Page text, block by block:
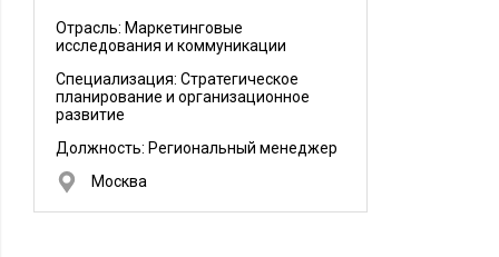
Отрасль: Маркетинговые
исследования и коммуникации
Специализация: Стратегическое
планирование и организационное
развитие
Должность: Региональный менеджер
Москва